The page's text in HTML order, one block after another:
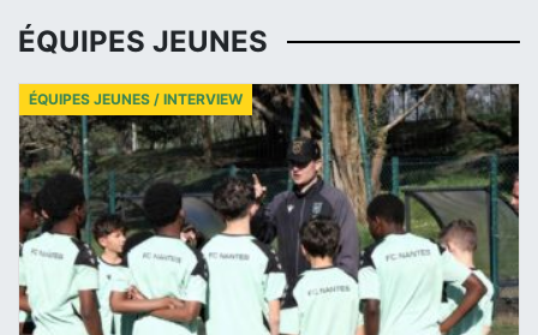
ÉQUIPES JEUNES
ÉQUIPES JEUNES / INTERVIEW